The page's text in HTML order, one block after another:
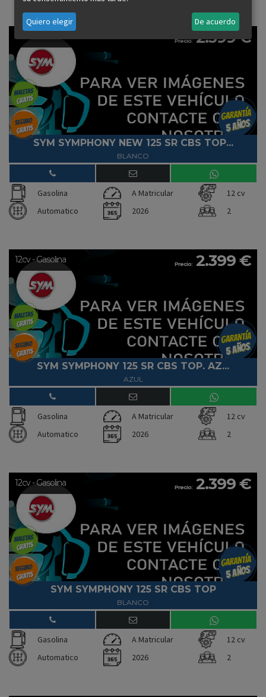
Precio: 2.399 €
12cv - Gasolina
SYM SYMPHONY NEW 125 SR CBS TOP...
BLANCO
Gasolina A Matricular
12 cv
Automatico
2026 2
Precio: 2.399 €
12cv - Gasolina
SYM SYMPHONY 125 SR CBS TOP. AZ...
AZUL
Gasolina A Matricular
12 cv
Automatico
2026 2
Precio: 2.399 €
12cv - Gasolina
SYM SYMPHONY 125 SR CBS TOP
BLANCO
Gasolina A Matricular
12 cv
Automatico
2026 2
Quiero elegir De acuerdo